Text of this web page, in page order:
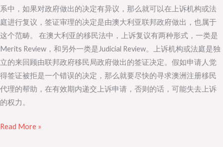
系中，如果对政府做出的决定有异议，那么就可以在上诉机构或法
庭进行复议，签证审理的决定是由澳大利亚联邦政府做出，也属于
这个范畴。 在澳大利亚的移民法中，上诉复议有两种形式，一类是
Merits Review，和另外一类是Judicial Review。上诉机构或法庭是独
立的来回顾由联邦政府移民局政府做出的签证决定。假如申请人觉
得签证被拒是一个错误的决定，那么就要尽快的寻求澳洲注册移民
代理的帮助，在有效期内递交上诉申请，否则的话，可能失去上诉
的权力。
Read More »